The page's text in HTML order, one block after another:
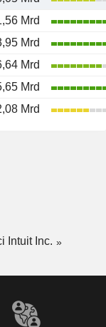
Mrd
Mrd
Mrd
Mrd
Mrd
Intuit Inc.